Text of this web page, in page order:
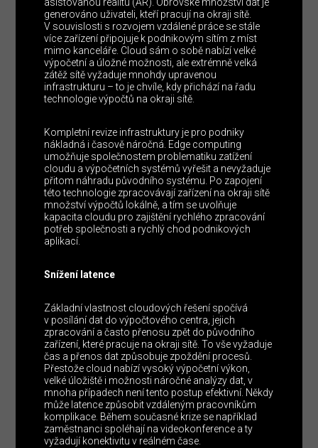
generováno uživateli, kteří pracují na okraji sítě.
V souvislosti s rozvojem vzdálené práce se stále
více zařízení připojuje k podnikovým sítím z míst
mimo kanceláře. Cloud sám o sobě nabízí velké
výpočetní a úložné možnosti, ale extrémně velká
zátěž sítě vyžaduje mnohdy upravenou
infrastrukturu – to je chvíle, kdy přichází na řadu
technologie výpočtů na okraji sítě.
Kompletní revize infrastruktury je pro podniky
nákladná i časově náročná. Edge computing
umožňuje společnostem problematiku zatížení
cloudu a výpočetních systémů vyřešit a nevyžaduje
přitom náhradu původního systému. Po zapojení
této technologie zpracovávají zařízení na okraji sítě
množství výpočtů lokálně, a tím se uvolňuje
kapacita cloudu pro zajištění rychlého zpracování
potřeb společnosti a rychlý chod podnikových
aplikací.
Snížení latence
Základní vlastnost cloudových řešení spočívá
v posílání dat do výpočtového centra, jejich
zpracování a často přenosu zpět do původního
zařízení, které pracuje na okraji sítě. To vše vyžaduje
čas a přenos dat způsobuje zpoždění procesů.
Přestože cloud nabízí vysoký výpočetní výkon,
velké úložiště i možnosti náročné analýzy dat, v
mnoha případech není tento postup efektivní. Někdy
může latence způsobit vzdáleným pracovníkům
komplikace. Během současné krize se například
zaměstnanci spoléhají na videokonference a ty
vyžadují konektivitu v reálném čase.